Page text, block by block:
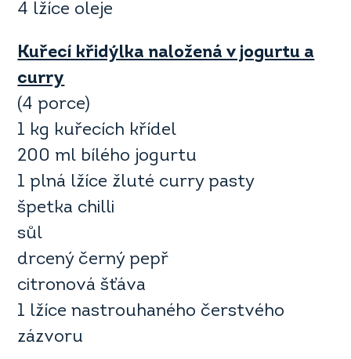
4 lžíce oleje
Kuřecí křidýlka naložená v jogurtu a
curry
(4 porce)
1 kg kuřecích křídel
200 ml bílého jogurtu
1 plná lžíce žluté curry pasty
špetka chilli
sůl
drcený černý pepř
citronová šťáva
1 lžíce nastrouhaného čerstvého
zázvoru